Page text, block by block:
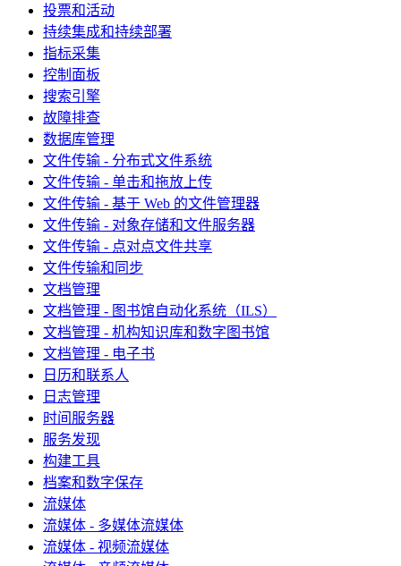
投票和活动
持续集成和持续部署
指标采集
控制面板
搜索引擎
故障排查
数据库管理
文件传输 - 分布式文件系统
文件传输 - 单击和拖放上传
文件传输 - 基于 Web 的文件管理器
文件传输 - 对象存储和文件服务器
文件传输 - 点对点文件共享
文件传输和同步
文档管理
文档管理 - 图书馆自动化系统（ILS）
文档管理 - 机构知识库和数字图书馆
文档管理 - 电子书
日历和联系人
日志管理
时间服务器
服务发现
构建工具
档案和数字保存
流媒体
流媒体 - 多媒体流媒体
流媒体 - 视频流媒体